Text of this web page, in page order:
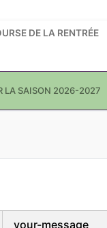
DE LA RENTRÉE
LA SAISON 2026-2027
your-message